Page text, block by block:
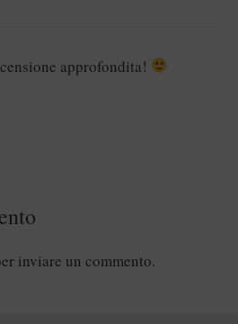
approfondita!
inviare un commento.